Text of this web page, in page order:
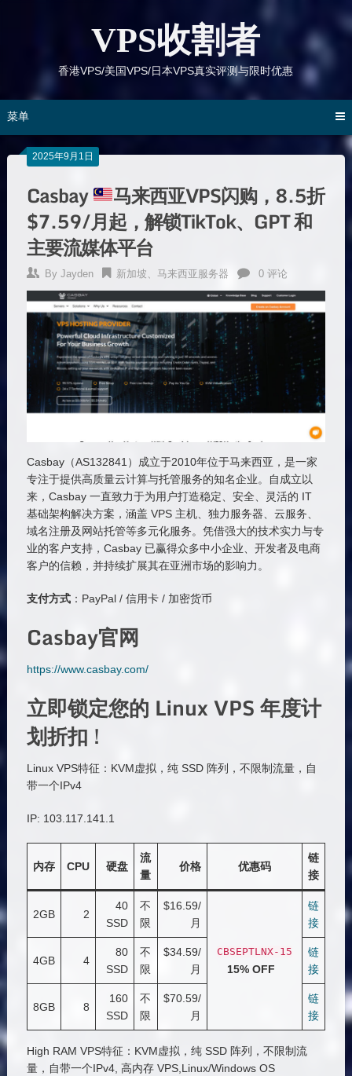
VPS收割者
香港VPS/美国VPS/日本VPS真实评测与限时优惠
菜单
2025年9月1日
Casbay
马来西亚VPS闪购，8.5折
$7.59/月起，解锁TikTok、GPT 和
主要流媒体平台
By Jayden 新加坡、马来西亚服务器 0 评论
Casbay（AS132841）成立于2010年位于马来西亚，是一家
专注于提供高质量云计算与托管服务的知名企业。自成立以
来，Casbay 一直致力于为用户打造稳定、安全、灵活的 IT
基础架构解决方案，涵盖 VPS 主机、独力服务器、云服务、
域名注册及网站托管等多元化服务。凭借强大的技术实力与专
业的客户支持，Casbay 已赢得众多中小企业、开发者及电商
客户的信赖，并持续扩展其在亚洲市场的影响力。
支付方式：PayPal / 信用卡 / 加密货币
Casbay官网
https://www.casbay.com/
立即锁定您的 Linux VPS 年度计
划折扣 !
Linux VPS特征：KVM虚拟，纯 SSD 阵列，不限制流量，自
带一个IPv4
IP: 103.117.141.1
内存 CPU 硬盘
流
量
价格 优惠码
链
接
2GB 2
40
SSD
不
限
$16.59/
月
CBSEPTLNX- 15
15% OFF
链
接
4GB 4
80
SSD
不
限
$34.59/
月
链
接
8GB 8
160
SSD
不
限
$70.59/
月
链
接
High RAM VPS特征：KVM虚拟，纯 SSD 阵列，不限制流
量，自带一个IPv4, 高内存 VPS,Linux/Windows OS